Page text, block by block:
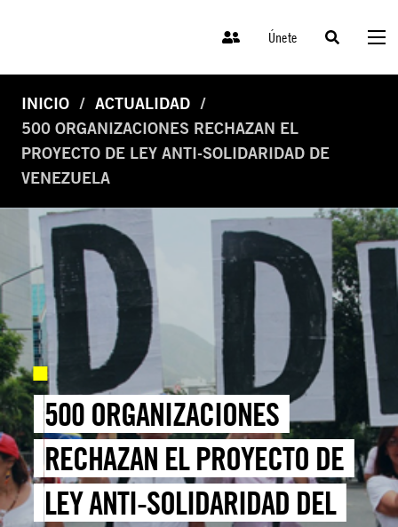
Únete
INICIO
ACTUALIDAD
500 ORGANIZACIONES RECHAZAN EL
PROYECTO DE LEY ANTI-SOLIDARIDAD DE
VENEZUELA
500 ORGANIZACIONES
RECHAZAN EL PROYECTO DE
LEY ANTI-SOLIDARIDAD DEL